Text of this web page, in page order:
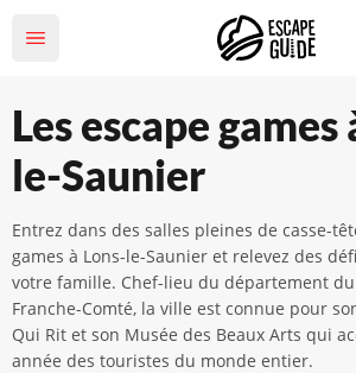
Les escape games
le-Saunier
Entrez dans des salles pleines de casse-
games à Lons-le-Saunier et relevez des
votre famille. Chef-lieu du département du
Franche-Comté, la ville est connue pour
Qui Rit et son Musée des Beaux Arts qui
année des touristes du monde entier.